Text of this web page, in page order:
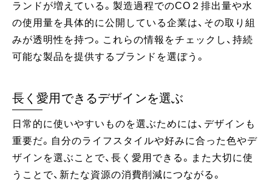
ランドが増えている。製造過程でのCO２排出量や水
の使用量を具体的に公開している企業は、その取り組
みが透明性を持つ。これらの情報をチェックし、持続
可能な製品を提供するブランドを選ぼう。
長く愛用できるデザインを選ぶ
日常的に使いやすいものを選ぶためには、デザインも
重要だ。自分のライフスタイルや好みに合った色やデ
ザインを選ぶことで、長く愛用できる。また大切に使
うことで、新たな資源の消費削減につながる。